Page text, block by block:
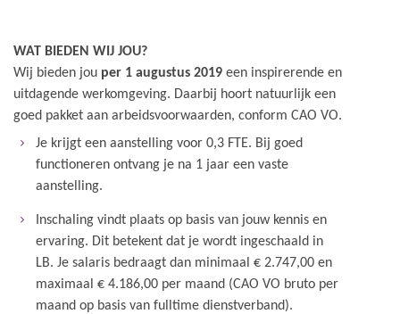
WAT BIEDEN WIJ JOU?
Wij bieden jou per 1 augustus 2019 een inspirerende en
uitdagende werkomgeving. Daarbij hoort natuurlijk een
goed pakket aan arbeidsvoorwaarden, conform CAO VO.
Je krijgt een aanstelling voor 0,3 FTE. Bij goed
functioneren ontvang je na 1 jaar een vaste
aanstelling.
Inschaling vindt plaats op basis van jouw kennis en
ervaring. Dit betekent dat je wordt ingeschaald in
LB. Je salaris bedraagt dan minimaal € 2.747,00 en
maximaal € 4.186,00 per maand (CAO VO bruto per
maand op basis van fulltime dienstverband).